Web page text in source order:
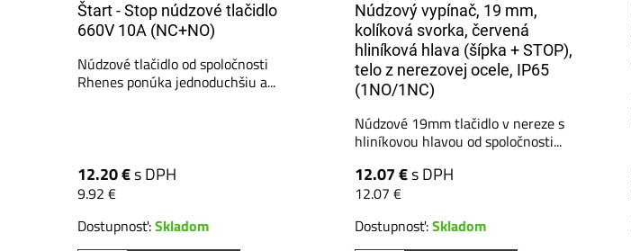
Štart - Stop núdzové tlačidlo
660V 10A (NC+NO)
Núdzové tlačidlo od spoločnosti
Rhenes ponúka jednoduchšiu a...
12.20 €s DPH
9.92 €
Dostupnosť:Skladom
Núdzový vypínač, 19 mm,
kolíková svorka, červená
hliníková hlava (šípka + STOP),
telo z nerezovej ocele, IP65
(1NO/1NC)
Núdzové 19mm tlačidlo v nereze s
hliníkovou hlavou od spoločnosti...
12.07 €s DPH
12.07 €
Dostupnosť:Skladom